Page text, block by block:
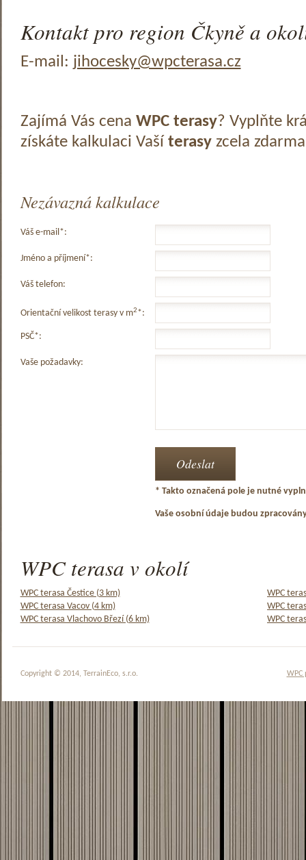
Kontakt pro region Čkyně a
E-mail: jihocesky@wpcterasa.cz
Zajímá Vás cena WPC terasy? Vyplňte
získáte kalkulaci Vaší terasyzcela
Nezávazná kalkulace
Váš e-mail*:
Jméno a příjmení*:
Váš telefon:
Orientační velikost terasy v m2*:
PSČ*:
Vaše požadavky:
* Takto označená pole je nutné
Vaše osobní údaje budou
WPC terasa v okolí
WPC terasa Čestice (3 km)
WPC
WPC terasa Vacov (4 km)
WPC
WPC terasa Vlachovo Březí (6 km)
WPC
WPC
Copyright © 2014, TerrainEco, s.r.o.